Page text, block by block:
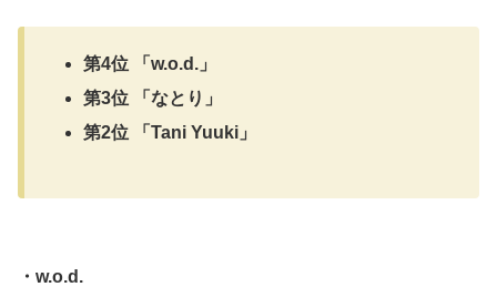
第4位 「w.o.d.」
第3位 「なとり」
第2位 「Tani Yuuki」
・w.o.d.